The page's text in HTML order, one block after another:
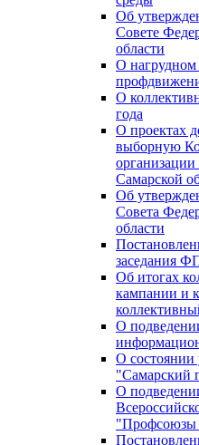
Об
Совете
области
О
О
года
О проектах
выборную
Самарской
Об
Совета
области
заседания
Об итогах
кампании и
О
О состоянии
"Самарский
О
"Профсоюзы